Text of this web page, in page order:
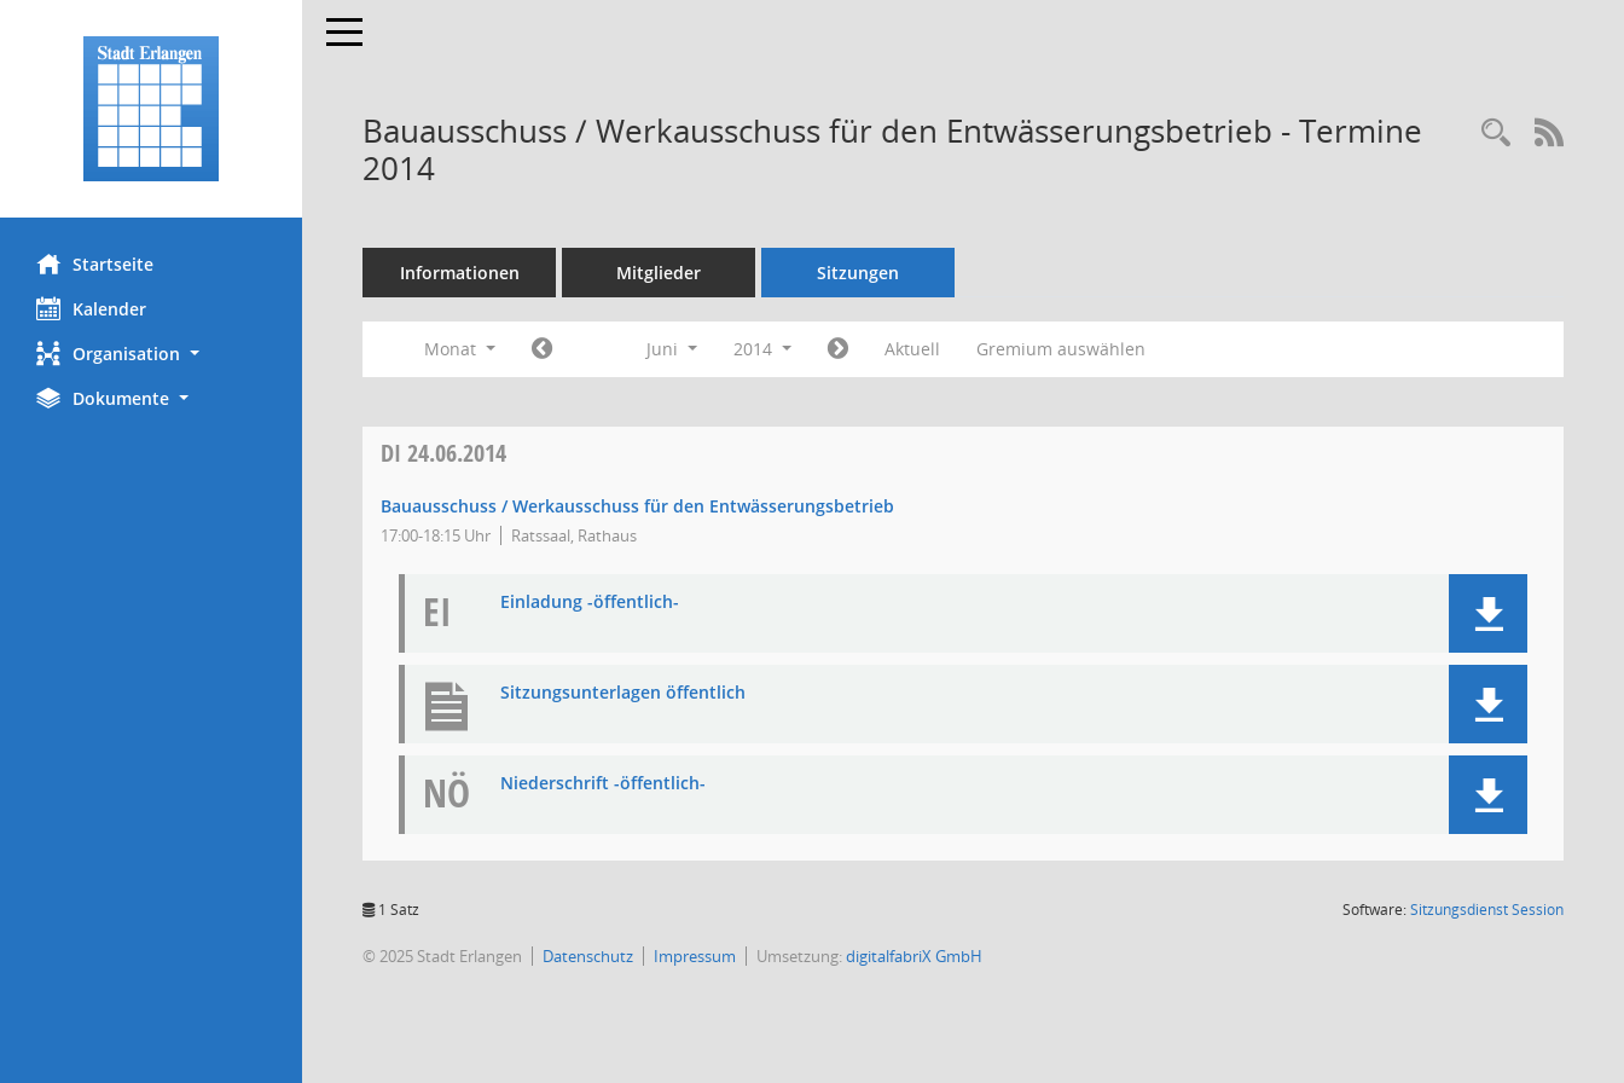
Startseite
Kalender
Organisation
Dokumente
Toggle navigation
Bauausschuss / Werkausschuss für den Entwässerungsbetrieb - Termine
2014
Informationen Mitglieder Sitzungen
Monat Juni 2014 Aktuell Gremium auswählen
DI 24.06.2014
Bauausschuss / Werkausschuss für den Entwässerungsbetrieb
17:00-18:15 Uhr Ratssaal, Rathaus
EI Einladung -öffentlich-
Sitzungsunterlagen öffentlich
NÖ Niederschrift -öffentlich-
1 Satz Software:SitzungsdienstSession(Wird in
© 2025 Stadt Erlangen Datenschutz Impressum Umsetzung:digitalfabriX GmbH